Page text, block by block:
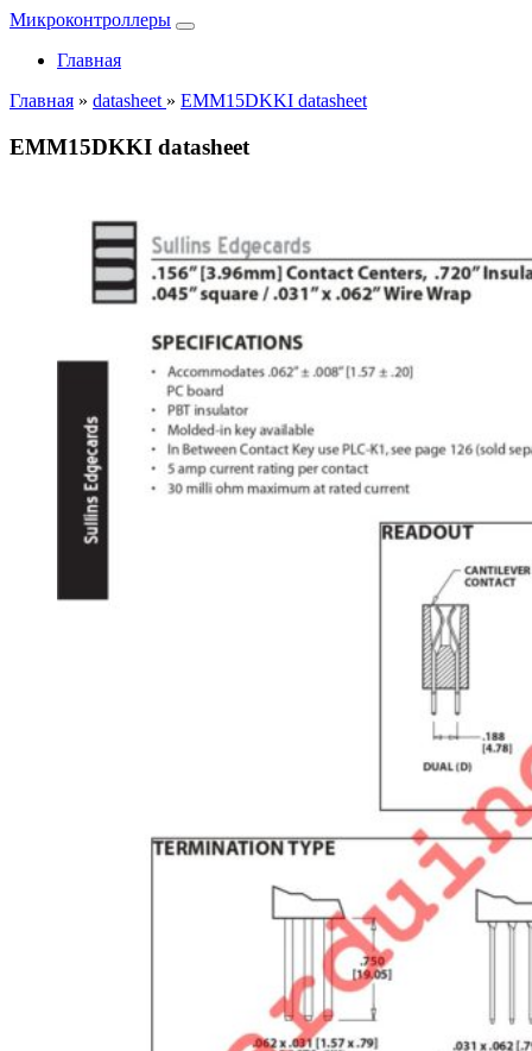
Микроконтроллеры
Главная
Главная » datasheet » EMM15DKKI datasheet
EMM15DKKI datasheet